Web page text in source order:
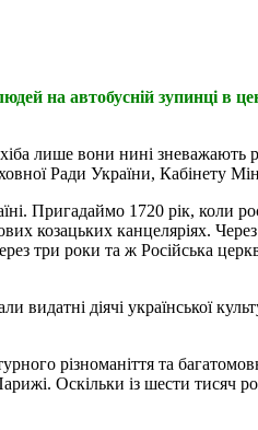
на автобусній зупинці в
вони нині зневажають
Ради України, Кабінету
Пригадаймо 1720 рік, коли
козацьких канцеляріях.
три роки та ж Російська
діячі української
різноманіття та
Оскільки із шести тисяч